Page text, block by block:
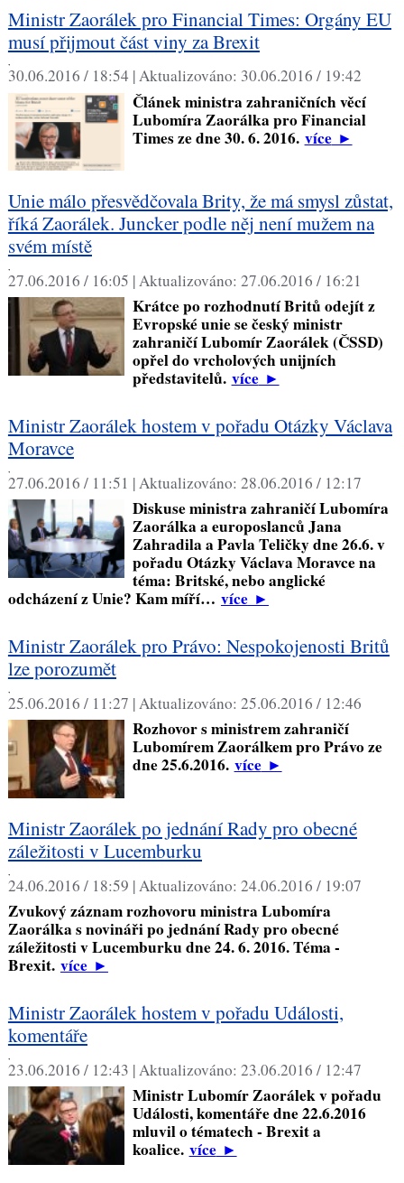
Ministr Zaorálek pro Financial Times: Orgány EU
musí přijmout část viny za Brexit
,
30.06.2016 / 18:54 |Aktualizováno: 30.06.2016 / 19:42
Článek ministra zahraničních věcí
Lubomíra Zaorálka pro Financial
Times ze dne 30. 6. 2016. více►
Unie málo přesvědčovala Brity, že má smysl zůstat,
říká Zaorálek. Juncker podle něj není mužem na
svém místě
,
27.06.2016 / 16:05 |Aktualizováno: 27.06.2016 / 16:21
Krátce po rozhodnutí Britů odejít z
Evropské unie se český ministr
zahraničí Lubomír Zaorálek (ČSSD)
opřel do vrcholových unijních
představitelů. více►
Ministr Zaorálek hostem v pořadu Otázky Václava
Moravce
,
27.06.2016 / 11:51 |Aktualizováno: 28.06.2016 / 12:17
Diskuse ministra zahraničí Lubomíra
Zaorálka a europoslanců Jana
Zahradila a Pavla Teličky dne 26.6. v
pořadu Otázky Václava Moravce na
téma: Britské, nebo anglické
odcházení z Unie? Kam míří… více►
Ministr Zaorálek pro Právo: Nespokojenosti Britů
lze porozumět
,
25.06.2016 / 11:27 |Aktualizováno: 25.06.2016 / 12:46
Rozhovor s ministrem zahraničí
Lubomírem Zaorálkem pro Právo ze
dne 25.6.2016. více►
Ministr Zaorálek po jednání Rady pro obecné
záležitosti v Lucemburku
24.06.2016 / 18:59 | Aktualizováno: 24.06.2016 / 19:07
Zvukový záznam rozhovoru ministra Lubomíra
Zaorálka s novináři po jednání Rady pro obecné
záležitosti v Lucemburku dne 24. 6. 2016. Téma -
Brexit. více►
Ministr Zaorálek hostem v pořadu Události,
komentáře
23.06.2016 / 12:43 | Aktualizováno: 23.06.2016 / 12:47
Ministr Lubomír Zaorálek v pořadu
Události, komentáře dne 22.6.2016
mluvil o tématech - Brexit a
koalice. více►